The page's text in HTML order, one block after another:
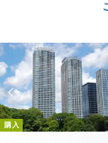
購入